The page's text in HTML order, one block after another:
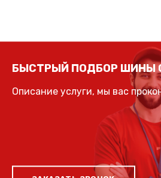
БЫСТРЫЙ ПОДБОР ШИНЫ
Описание услуги, мы вас